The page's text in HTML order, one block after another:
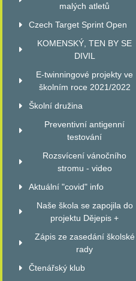
malých atletů
Czech Target Sprint Open
KOMENSKÝ, TEN BY SE
DIVIL
E-twinningové projekty ve
školním roce 2021/2022
Školní družina
Preventivní antigenní
testování
Rozsvícení vánočního
stromu - video
Aktuální "covid" info
Naše škola se zapojila do
projektu Dějepis +
Zápis ze zasedání školské
rady
Čtenářský klub